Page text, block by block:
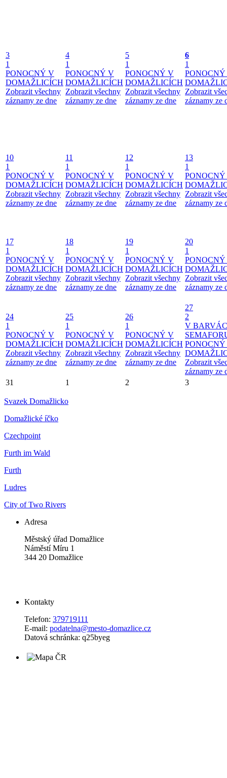
3
1
PONOCNÝ V
DOMAŽLICÍCH
Zobrazit všechny
záznamy ze dne
4
1
PONOCNÝ V
DOMAŽLICÍCH
Zobrazit všechny
záznamy ze dne
5
1
PONOCNÝ V
DOMAŽLICÍCH
Zobrazit všechny
záznamy ze dne
6
1
Zobrazit
záznamy ze
10
1
PONOCNÝ V
DOMAŽLICÍCH
Zobrazit všechny
záznamy ze dne
11
1
PONOCNÝ V
DOMAŽLICÍCH
Zobrazit všechny
záznamy ze dne
12
1
PONOCNÝ V
DOMAŽLICÍCH
Zobrazit všechny
záznamy ze dne
13
1
Zobrazit
záznamy ze
17
1
PONOCNÝ V
DOMAŽLICÍCH
Zobrazit všechny
záznamy ze dne
18
1
PONOCNÝ V
DOMAŽLICÍCH
Zobrazit všechny
záznamy ze dne
19
1
PONOCNÝ V
DOMAŽLICÍCH
Zobrazit všechny
záznamy ze dne
20
1
Zobrazit
záznamy ze
24
1
PONOCNÝ V
DOMAŽLICÍCH
Zobrazit všechny
záznamy ze dne
25
1
PONOCNÝ V
DOMAŽLICÍCH
Zobrazit všechny
záznamy ze dne
26
1
PONOCNÝ V
DOMAŽLICÍCH
Zobrazit všechny
záznamy ze dne
27
2
V
Zobrazit
záznamy ze
31
1 2 3
Svazek Domažlicko
Domažlické íčko
Czechpoint
Furth im Wald
Furth
Ludres
City of Two Rivers
Adresa
Městský úřad Domažlice
Náměstí Míru 1
344 20 Domažlice
Kontakty
Telefon: 379719111
E-mail: podatelna@mesto-domazlice.cz
Datová schránka: q25byeg